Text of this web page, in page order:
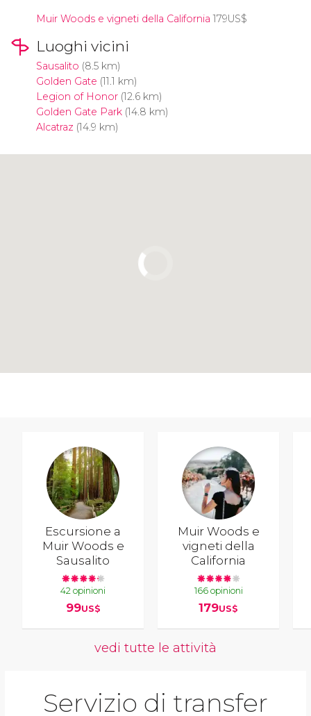
Muir Woods e vigneti della California 179US$
Luoghi vicini
Sausalito (8.5 km)
Golden Gate (11.1 km)
Legion of Honor(12.6 km)
Golden Gate Park(14.8 km)
Alcatraz (14.9 km)
Escursione a
Muir Woods e
Sausalito
42 opinioni
99US$
Muir Woods e
vigneti della
California
166 opinioni
179US$
vedi tutte le attività
Servizio di transfer